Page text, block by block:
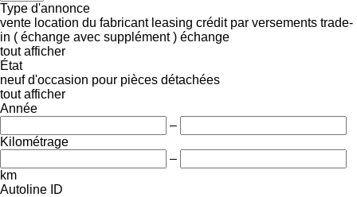
Type d'annonce
vente location du fabricant leasing crédit par versements trade-
in ( échange avec supplément ) échange
tout afficher
État
neuf d'occasion pour pièces détachées
tout afficher
Année
–
Kilométrage
–
km
Autoline ID